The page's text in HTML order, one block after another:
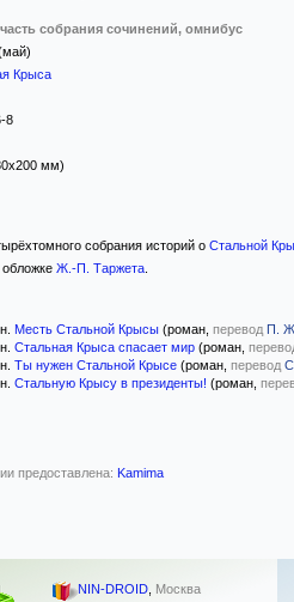
часть собрания сочинений, омнибус
Крыса
8
мм)
собрания историй о Стальной
Ж.-П. Таржета.
Месть Стальной Крысы (роман, перевод П.
Стальная Крыса спасает мир (роман,
Ты нужен Стальной Крысе (роман, перевод
Стальную Крысу в президенты! (роман,
предоставлена: Kamima
NIN-DROID, Москва